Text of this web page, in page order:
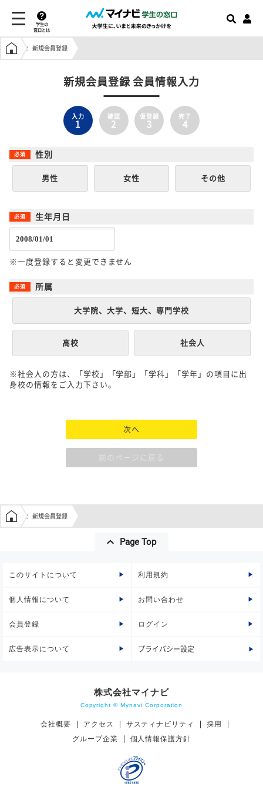
学生の
窓口とは
学生の窓口トップ
新規会員登録
新規会員登録 会員情報入力
入力
1
確認
2
仮登録
3
完了
4
性別
男性 女性 その他
生年月日
※一度登録すると変更できません
所属
大学院、大学、短大、専門学校
高校 社会人
※社会人の方は、「学校」「学部」「学科」「学年」の項目に出
身校の情報をご入力下さい。
次へ
前のページに戻る
学生の窓口トップ
新規会員登録
Page Top
このサイトについて 利用規約
個人情報について お問い合わせ
会員登録 ログイン
広告表示について プライバシー設定
株式会社マイナビ
Copyright © Mynavi Corporation
会社概要 アクセス サスティナビリティ
採用
グループ企業
個人情報保護方針